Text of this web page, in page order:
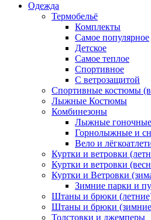
Одежда
Термобельё
Комплекты
Самое популярное
Детское
Самое теплое
Спортивное
С ветрозащитой
Спортивные костюмы
Лыжные Костюмы
Комбинезоны
Лыжные гоночные
Горнолыжные и
Вело и
Куртки и ветровки
Куртки и ветровки
Куртки и Ветровки
Зимние парки и
Штаны и брюки
Штаны и брюки
Толстовки и джемперы